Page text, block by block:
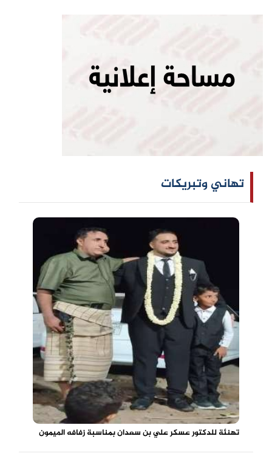
تهاني وتبريكات
تهنئة للدكتور عسكر علي بن سعدان بمناسبة زفافه الميمون